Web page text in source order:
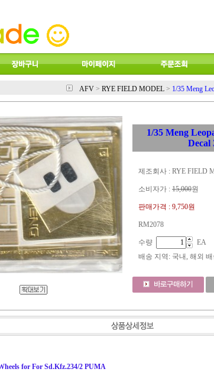
AFV > RYE FIELD MODEL > 1/35 Meng
1/35 Meng
Decal
제조회사 : RYE FIELD
소비자가 : 15,000원
판매가격 : 9,750원
RM2078
수량
EA
배송 지역 : 국내, 해외
for For Sd.Kfz.234/2 PUMA